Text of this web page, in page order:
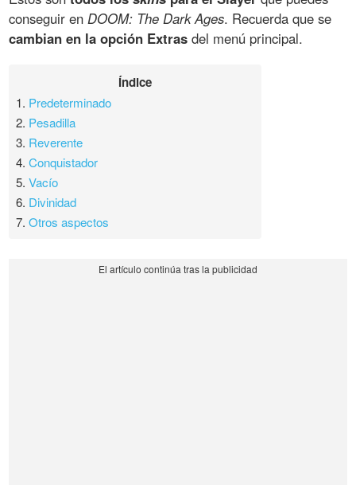
conseguir enDOOM: The Dark Ages. Recuerda que se
cambian en la opción Extras del menú principal.
Índice
1. Predeterminado
2. Pesadilla
3. Reverente
4.Conquistador
5.Vacío
6. Divinidad
7.Otros aspectos